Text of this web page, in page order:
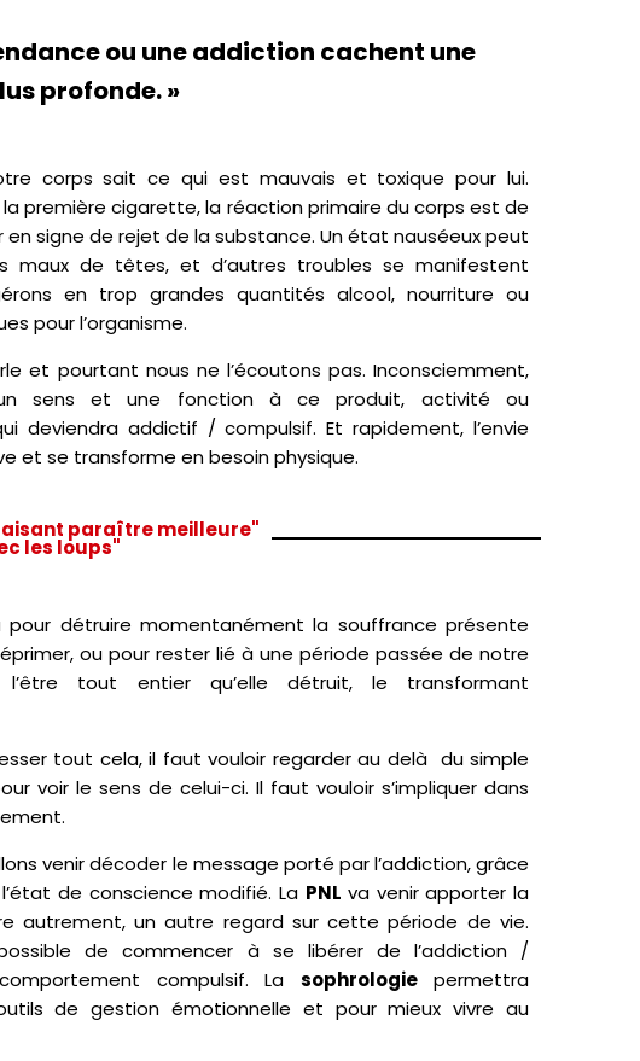
ou une addiction cachent une
profonde.»
corps sait ce qui est mauvais et toxique pour lui.
la première cigarette, la réaction primaire du corps est de
en signe de rejet de la substance. Un état nauséeux peut
maux de têtes, et d’autres troubles se manifestent
en trop grandes quantités alcool, nourriture ou
pour l’organisme.
et pourtant nous ne l’écoutons pas. Inconsciemment,
sens et une fonction à ce produit, activité ou
deviendra addictif / compulsif. Et rapidement, l’envie
et se transforme en besoin physique.
paraître meilleure"
les loups"
pour détruire momentanément la souffrance présente
ou pour rester lié à une période passée de notre
l’être tout entier qu’elle détruit, le transformant
tout cela, il faut vouloir regarder au delà du simple
voir le sens de celui-ci. Il faut vouloir s’impliquer dans
venir décoder le message porté par l’addiction, grâce
de conscience modifié. La PNL va venir apporter la
autrement, un autre regard sur cette période de vie.
de commencer à se libérer de l’addiction /
compulsif. La sophrologiepermettra
de gestion émotionnelle et pour mieux vivre au